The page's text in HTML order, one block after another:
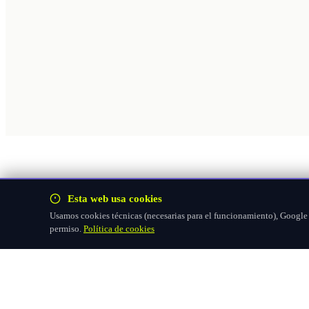
Esta web usa cookies
Usamos cookies técnicas (necesarias para el funcionamiento),
permiso. Política de cookies